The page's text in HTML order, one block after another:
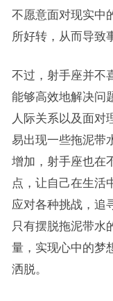
不愿意面对现实中
所好转，从而导致
不过，射手座并不
能够高效地解决问
人际关系以及面对
易出现一些拖泥带
增加，射手座也在
点，让自己在生活
应对各种挑战，追
只有摆脱拖泥带水
量，实现心中的梦
洒脱。